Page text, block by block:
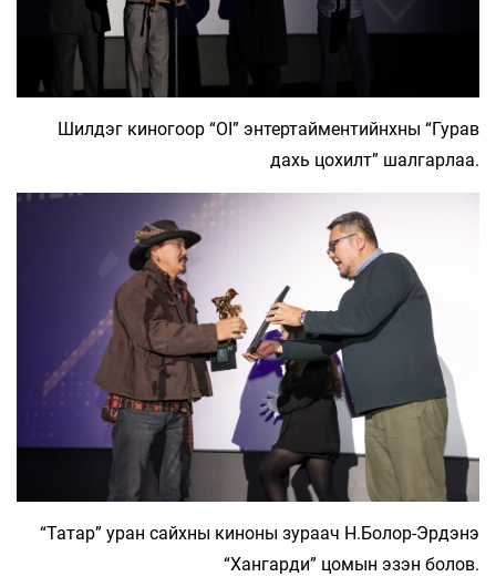
Шилдэг киногоор “OI” энтертайментийнхны “Гурав
дахь цохилт” шалгарлаа.
“Татар” уран сайхны киноны зураач Н.Болор-Эрдэнэ
“Хангарди” цомын эзэн болов.